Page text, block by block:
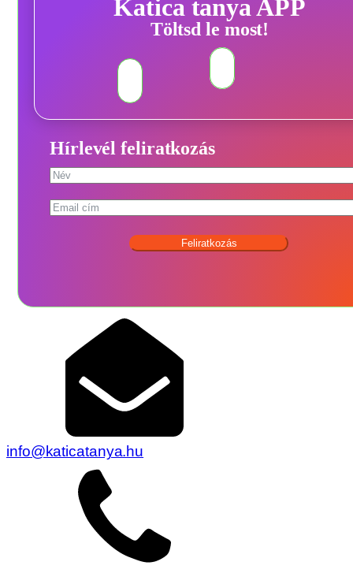
Katica tanya APP
Töltsd le most!
Hírlevél feliratkozás
Feliratkozás
info@katicatanya.hu